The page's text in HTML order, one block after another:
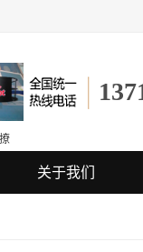
关于我们